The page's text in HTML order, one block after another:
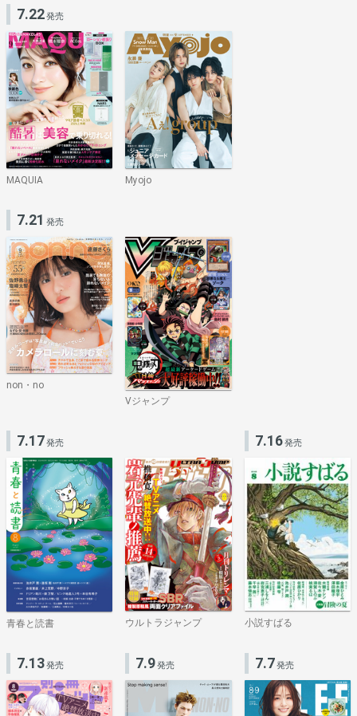
7.22発売
MAQUIA Myojo
7.21 発売
non・no
Vジャンプ
7.17発売
青春と読書 ウルトラジャンプ
7.16発売
小説すばる
7.13発売 7.9発売 7.7発売